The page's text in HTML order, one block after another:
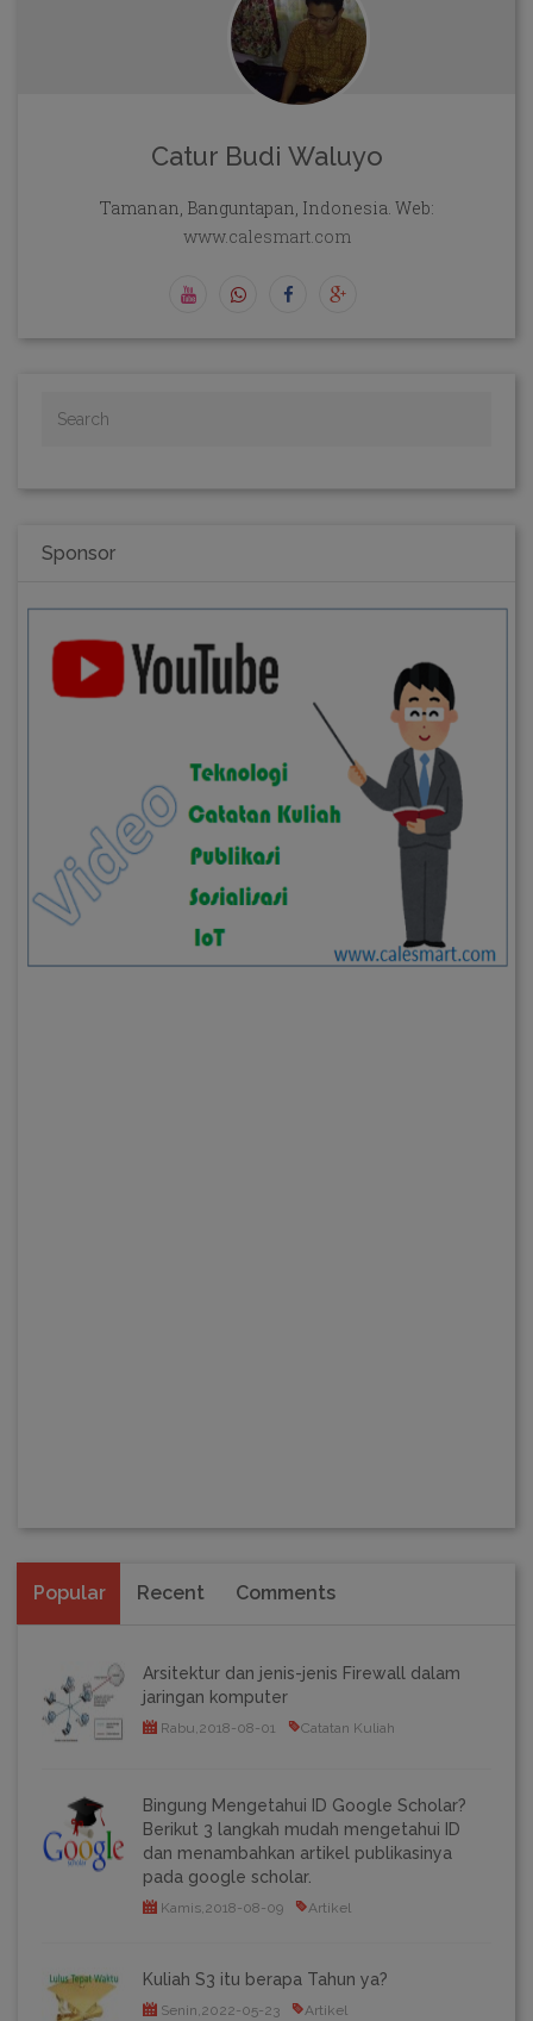
Catur Budi Waluyo
Tamanan, Banguntapan, Indonesia. Web:
www.calesmart.com
Sponsor
Popular Recent Comments
Arsitektur dan jenis-jenis Firewall dalam
jaringan komputer
Rabu,2018-08-01 Catatan Kuliah
Bingung Mengetahui ID Google Scholar?
Berikut 3 langkah mudah mengetahui ID
dan menambahkan artikel publikasinya
pada google scholar.
Kamis,2018-08-09 Artikel
Kuliah S3 itu berapa Tahun ya?
Senin,2022-05-23 Artikel